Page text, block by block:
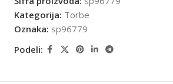
Kategorija: Torbe
Oznaka: sp96779
Podeli: